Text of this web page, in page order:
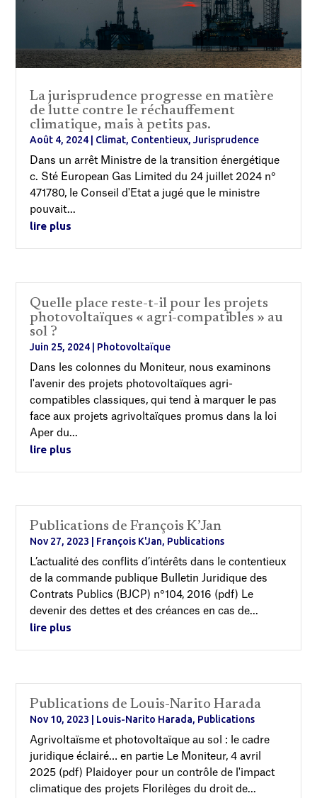
La jurisprudence progresse en matière
de lutte contre le réchauffement
climatique, mais à petits pas.
Août 4, 2024 Climat, Contentieux,Jurisprudence
Dans un arrêt Ministre de la transition énergétique
c. Sté European Gas Limited du 24 juillet 2024 n°
471780, le Conseil d'Etat a jugé que le ministre
pouvait...
lire plus
Quelle place reste-t-il pour les projets
photovoltaïques « agri-compatibles » au
sol ?
Juin 25, 2024 Photovoltaïque
Dans les colonnes du Moniteur, nous examinons
l'avenir des projets photovoltaïques agri-
compatibles classiques, qui tend à marquer le pas
face aux projets agrivoltaïques promus dans la loi
Aper du...
lire plus
Publications de François K’Jan
Nov 27, 2023 François K'Jan, Publications
L’actualité des conflits d’intérêts dans le contentieux
de la commande publique Bulletin Juridique des
Contrats Publics (BJCP) n°104, 2016 (pdf) Le
devenir des dettes et des créances en cas de...
lire plus
Publications de Louis-Narito Harada
Nov 10, 2023 Louis-Narito Harada, Publications
Agrivoltaïsme et photovoltaïque au sol : le cadre
juridique éclairé… en partie Le Moniteur, 4 avril
2025 (pdf) Plaidoyer pour un contrôle de l'impact
climatique des projets Florilèges du droit de...